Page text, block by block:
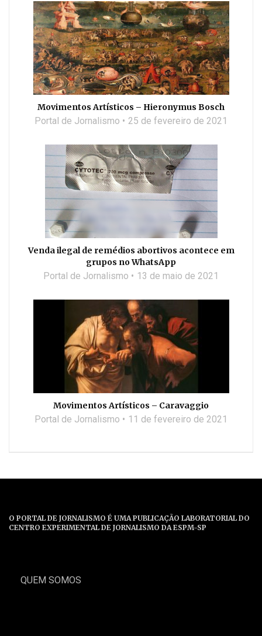
Movimentos Artísticos – Hieronymus Bosch
Portal de Jornalismo 25 de fevereiro de 2021
Venda ilegal de remédios abortivos acontece em
grupos no WhatsApp
Portal de Jornalismo 13 de maio de 2021
Movimentos Artísticos – Caravaggio
Portal de Jornalismo 11 de fevereiro de 2021
O PORTAL DE JORNALISMO É UMA PUBLICAÇÃO LABORATORIAL DO
CENTRO EXPERIMENTAL DE JORNALISMO DA ESPM-SP
QUEM SOMOS